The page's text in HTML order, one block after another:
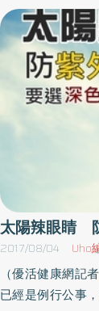
化。（本文摘自
疾病。血糖快速
飆升，然後又快
衰退，並帶來意
的小小風潮，年
關，其實兩者的
視力回復法／采實
開始保養。除了
在保養也非常重
方──羅漢果菊杞
降眼壓、緩和頭
容易。顏素美主
咳護嗓之功效。
清素的正常代謝
頭部壓力。枸杞
自由基形成，有
的能力和過濾螢
為維生素A保健視
煮養生茶的材料
朵、甘草3片、
敲破掰成小塊，
轉小火再煮10分
太陽辣眼睛
2017/08/04 Uho
（優活健康網記
已經是例行公事